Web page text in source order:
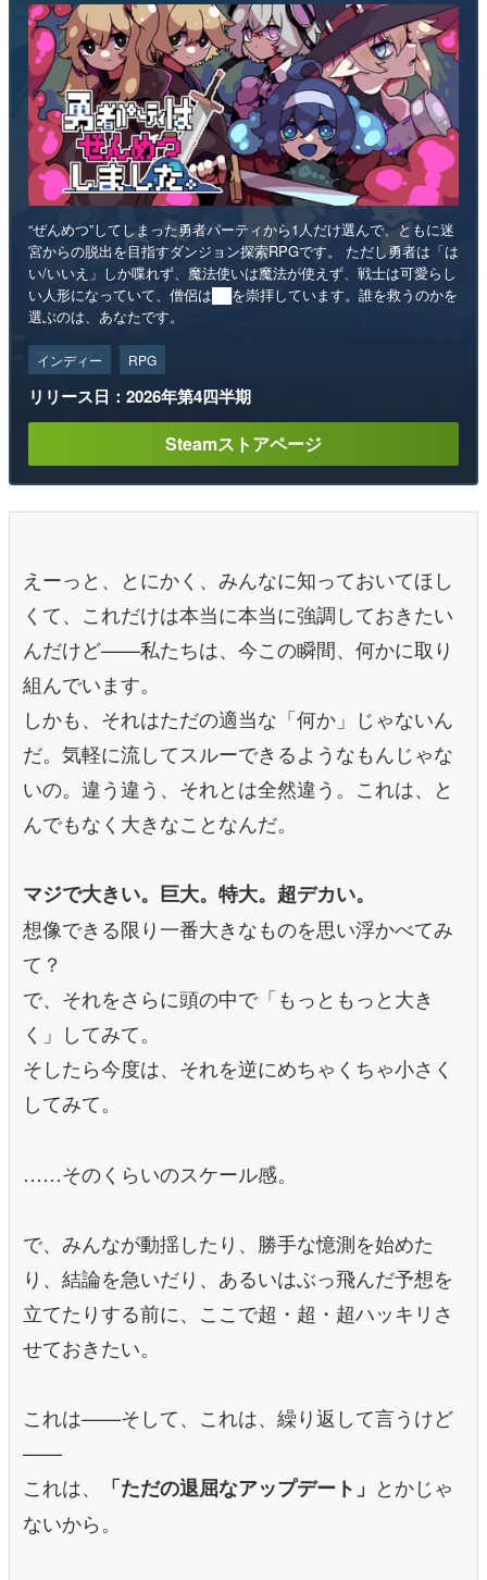
“ぜんめつ”してしまった勇者パーティから1人だけ選んで、ともに迷
宮からの脱出を目指すダンジョン探索RPGです。 ただし勇者は「は
い/いいえ」しか喋れず、魔法使いは魔法が使えず、戦士は可愛らし
い人形になっていて、僧侶は██を崇拝しています。誰を救うのかを
選ぶのは、あなたです。
インディー RPG
リリース日：2026年第4四半期
Steamストアページ
えーっと、とにかく、みんなに知っておいてほし
くて、これだけは本当に本当に強調しておきたい
んだけど——私たちは、今この瞬間、何かに取り
組んでいます。
しかも、それはただの適当な「何か」じゃないん
だ。気軽に流してスルーできるようなもんじゃな
いの。違う違う、それとは全然違う。これは、と
んでもなく大きなことなんだ。
マジで大きい。巨大。特大。超デカい。
想像できる限り一番大きなものを思い浮かべてみ
て？
で、それをさらに頭の中で「もっともっと大き
く」してみて。
そしたら今度は、それを逆にめちゃくちゃ小さく
してみて。
……そのくらいのスケール感。
で、みんなが動揺したり、勝手な憶測を始めた
り、結論を急いだり、あるいはぶっ飛んだ予想を
立てたりする前に、ここで超・超・超ハッキリさ
せておきたい。
これは——そして、これは、繰り返して言うけど
——
これは、
「ただの退屈なアップデート」 とかじゃ
ないから。